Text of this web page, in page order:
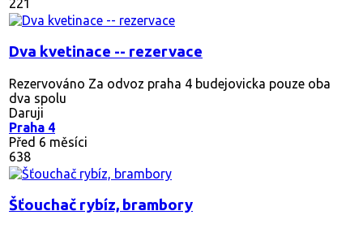
221
Dva kvetinace -- rezervace
Rezervováno Za odvoz praha 4 budejovicka pouze oba
dva spolu
Daruji
Praha 4
Před 6 měsíci
638
Šťouchač rybíz, brambory